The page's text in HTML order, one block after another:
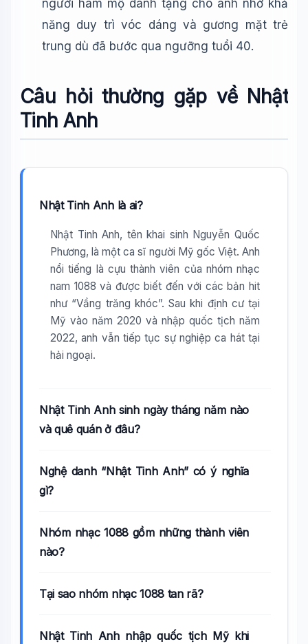
người hâm mộ dành tặng cho anh nhờ khả
năng duy trì vóc dáng và gương mặt trẻ
trung dù đã bước qua ngưỡng tuổi 40.
Câu hỏi thường gặp về Nhật
Tinh Anh
Nhật Tinh Anh là ai?
Nhật Tinh Anh, tên khai sinh Nguyễn Quốc
Phương, là một ca sĩ người Mỹ gốc Việt. Anh
nổi tiếng là cựu thành viên của nhóm nhạc
nam 1088 và được biết đến với các bản hit
như “Vầng trăng khóc”. Sau khi định cư tại
Mỹ vào năm 2020 và nhập quốc tịch năm
2022, anh vẫn tiếp tục sự nghiệp ca hát tại
hải ngoại.
Nhật Tinh Anh sinh ngày tháng năm nào
và quê quán ở đâu?
Nghệ danh “Nhật Tinh Anh” có ý nghĩa
gì?
Nhóm nhạc 1088 gồm những thành viên
nào?
Tại sao nhóm nhạc 1088 tan rã?
Nhật Tinh Anh nhập quốc tịch Mỹ khi